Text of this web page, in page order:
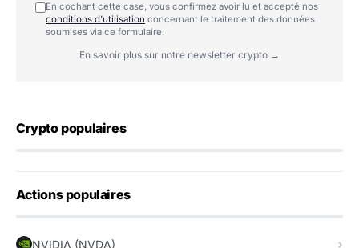
En cochant cette case, vous confirmez avoir lu et accepté nos
conditions d'utilisation concernant le traitement des données
soumises via ce formulaire.
En savoir plus sur notre newsletter crypto →
Crypto populaires
Actions populaires
NVIDIA (NVDA)